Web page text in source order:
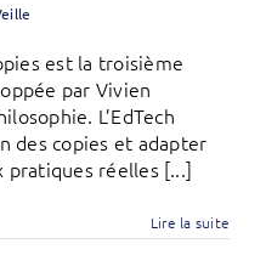
est la troisième
par Vivien
L’EdTech
des copies et adapter
pratiques réelles [...]
Lire la suite